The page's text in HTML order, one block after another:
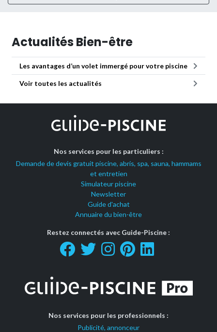
Actualités Bien-être
Les avantages d’un volet immergé pour votre piscine
Voir toutes les actualités
Nos services pour les particuliers :
Demande de devis gratuit piscine, abris, spa, sauna, hammams
et entretien
Simulateur piscine
Newsletter
Guide d'achat
Annuaire du bien-être
Restez connectés avec Guide-Piscine :
Nos services pour les professionnels :
Publicité, annonceur